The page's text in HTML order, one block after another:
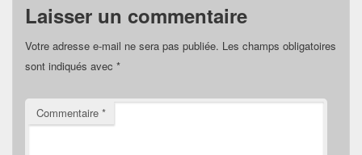
Laisser un commentaire
Votre adresse e-mail ne sera pas publiée. Les champs obligatoires
sont indiqués avec *
Commentaire *